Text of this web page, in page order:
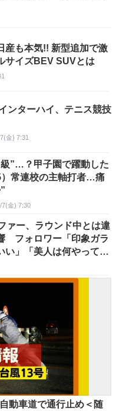
産も本気!! 新型追加で激
サイズBEV SUVとは
ンターハイ、テニス競技
金) 7:31
”…？甲子園で躍動した
）常連校の主軸打者…痛
7(金) 7:30
ァー、ラウンド中とは違
フォロワー「印象ガラ
」「美人は何やっても
動車道で通行止め＜随